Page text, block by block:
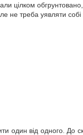
цілком
не треба уявляти собі
один від одного. До